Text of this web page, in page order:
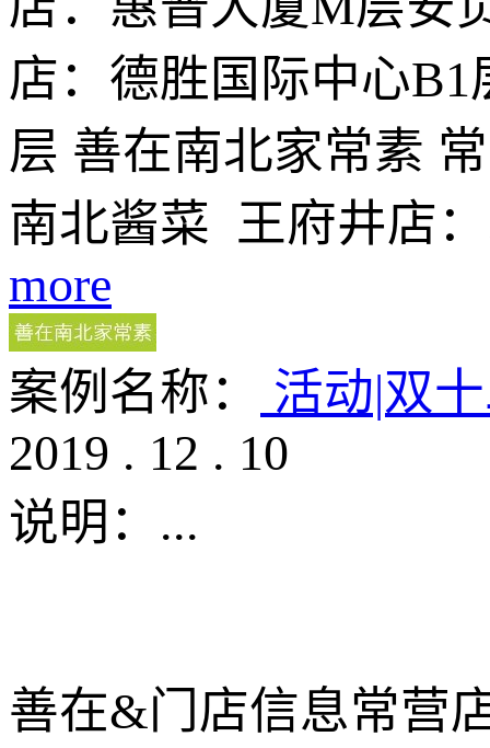
店：德胜国际中心
层 善在南北家常素
南北酱菜 王府井店
more
案例名称：
活动|双
2019 . 12 . 10
说明： ...
善在&门店信息常营